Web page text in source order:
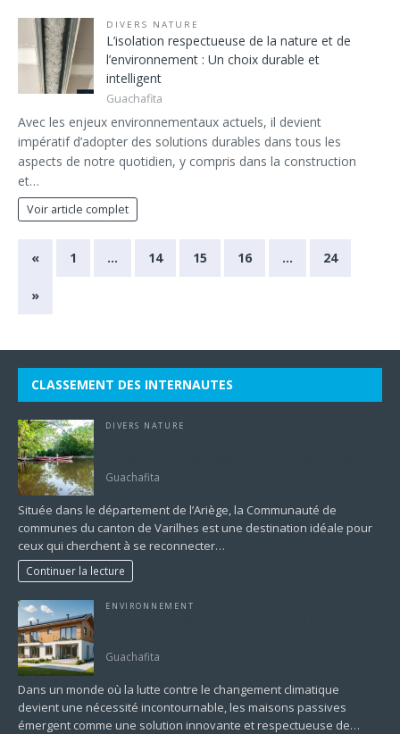
DIVERS NATURE
L’isolation respectueuse de la nature et de
l’environnement : Un choix durable et
intelligent
Guachafita
Avec les enjeux environnementaux actuels, il devient
impératif d’adopter des solutions durables dans tous les
aspects de notre quotidien, y compris dans la construction
et…
Voir article complet
« 1 … 14 15 16 … 24
»
CLASSEMENT DES INTERNAUTES
DIVERS NATURE
Guachafita
Située dans le département de l’Ariège, la Communauté de
communes du canton de Varilhes est une destination idéale pour
ceux qui cherchent à se reconnecter…
Continuer la lecture
ENVIRONNEMENT
Guachafita
Dans un monde où la lutte contre le changement climatique
devient une nécessité incontournable, les maisons passives
émergent comme une solution innovante et respectueuse de…